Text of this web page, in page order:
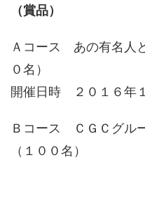
（賞品）
Ａコース あの有名人
０名）
開催日時 ２０１６年
Ｂコース ＣＧＣグル
（１００名）